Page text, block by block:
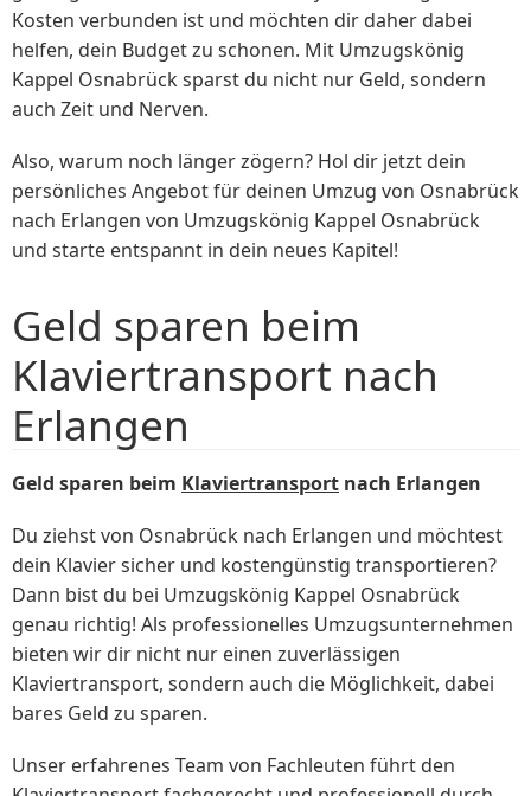
Kosten verbunden ist und möchten dir daher dabei
helfen, dein Budget zu schonen. Mit Umzugskönig
Kappel Osnabrück sparst du nicht nur Geld, sondern
auch Zeit und Nerven.
Also, warum noch länger zögern? Hol dir jetzt dein
persönliches Angebot für deinen Umzug von Osnabrück
nach Erlangen von Umzugskönig Kappel Osnabrück
und starte entspannt in dein neues Kapitel!
Geld sparen beim
Klaviertransport nach
Erlangen
Geld sparen beim Klaviertransport nach Erlangen
Du ziehst von Osnabrück nach Erlangen und möchtest
dein Klavier sicher und kostengünstig transportieren?
Dann bist du bei Umzugskönig Kappel Osnabrück
genau richtig! Als professionelles Umzugsunternehmen
bieten wir dir nicht nur einen zuverlässigen
Klaviertransport, sondern auch die Möglichkeit, dabei
bares Geld zu sparen.
Unser erfahrenes Team von Fachleuten führt den